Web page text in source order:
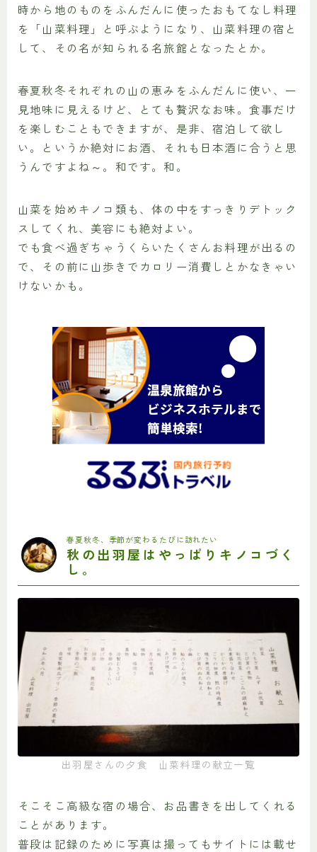
時から地のものをふんだんに使ったおもてなし料理
を「山菜料理」と呼ぶようになり、山菜料理の宿と
して、その名が知られる名旅館となったとか。
春夏秋冬それぞれの山の恵みをふんだんに使い、一
見地味に見えるけど、とても贅沢なお味。食事だけ
を楽しむこともできますが、是非、宿泊して欲し
い。というか絶対にお酒、それも日本酒に合うと思
うんですよね～。和です。和。
山菜を始めキノコ類も、体の中をすっきりデトック
スしてくれ、美容にも絶対よい。
でも食べ過ぎちゃうくらいたくさんお料理が出るの
で、その前に山歩きでカロリー消費しとかなきゃい
けないかも。
春夏秋冬、季節が変わるたびに訪れたい
秋の出羽屋はやっぱりキノコづく
し。
出羽屋さんの夕食 山菜料理の献立一覧
そこそこ高級な宿の場合、お品書きを出してくれる
ことがあります。
普段は記録のために写真は撮ってもサイトには載せ